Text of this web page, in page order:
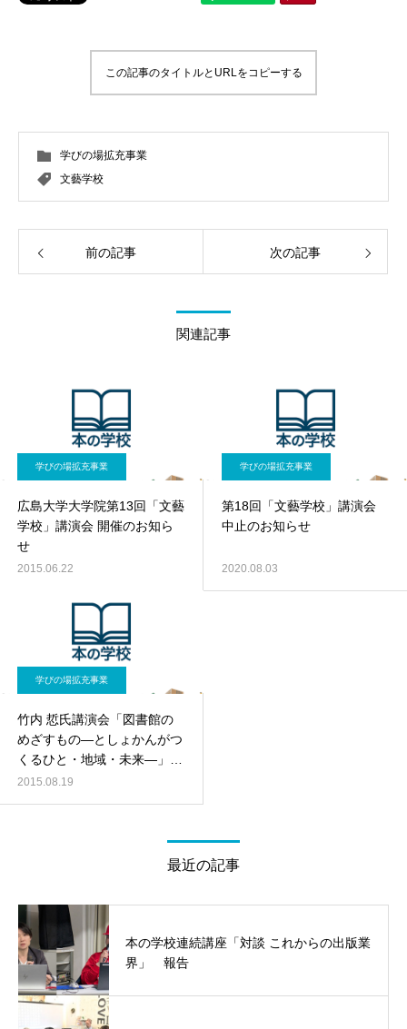
この記事のタイトルとURLをコピーする
学びの場拡充事業
文藝学校
前の記事 次の記事
関連記事
学びの場拡充事業
広島大学大学院第13回「文藝
学校」講演会 開催のお知ら
せ
2015.06.22
学びの場拡充事業
第18回「文藝学校」講演会
中止のお知らせ
2020.08.03
学びの場拡充事業
竹内 悊氏講演会「図書館の
めざすもの―としょかんがつ
くるひと・地域・未来―」開
催のお知らせ
2015.08.19
最近の記事
本の学校連続講座「対談 これからの出版業
界」 報告